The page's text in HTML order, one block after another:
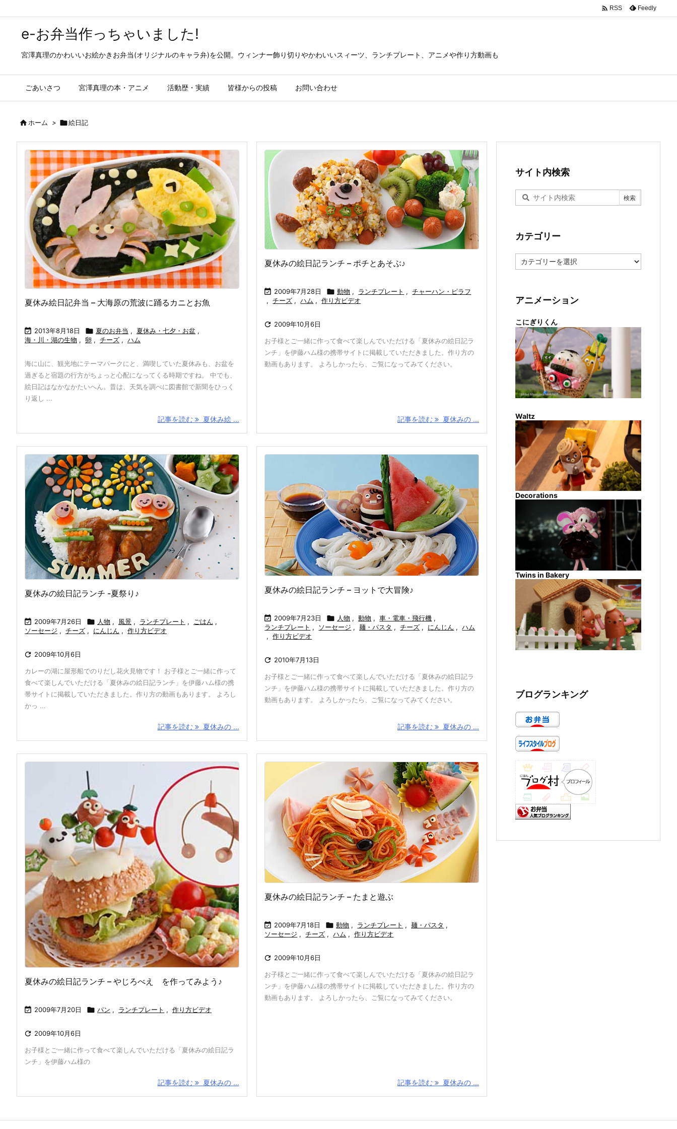
e-お弁当作っちゃいました!
宮澤真理のかわいいお絵かきお弁当(オリジナルのキャラ弁)を公開。ウィンナー飾り切りやかわいいスィーツ、ランチプレート、アニメや作り方動画も
ごあいさつ 宮澤真理の本・アニメ 活動歴・実績 皆様からの投稿 お問い合わせ
 RSS Feedly
ホーム > 絵日記
夏休み絵日記弁当 – 大海原の荒波に踊るカニとお魚
 2013年8月18日  夏のお弁当 , 夏休み・七夕・お盆 ,
海・川・湖の生物 , 卵 , チーズ , ハム
海に山に、観光地にテーマパークにと、満喫していた夏休みも、お盆を
過ぎると宿題の行方がちょっと心配になってくる時期ですね。 中でも、
絵日記はなかなかたいへん。昔は、天気を調べに図書館で新聞をひっく
り返し ...
記事を読む 夏休み絵 ...
夏休みの絵日記ランチ – ポチとあそぶ♪
 2009年7月28日  動物 , ランチプレート , チャーハン・ピラフ
, チーズ , ハム , 作り方ビデオ
 2009年10月6日
お子様とご一緒に作って食べて楽しんでいただける「夏休みの絵日記ラ
ンチ」を伊藤ハム様の携帯サイトに掲載していただきました。作り方の
動画もあります。 よろしかったら、ご覧になってみてください。
記事を読む 夏休みの ...
夏休みの絵日記ランチ -夏祭り♪
 2009年7月26日  人物 , 風景 , ランチプレート , ごはん ,
ソーセージ , チーズ , にんじん , 作り方ビデオ
 2009年10月6日
カレーの湖に屋形船でのりだし花火見物です！ お子様とご一緒に作って
食べて楽しんでいただける「夏休みの絵日記ランチ」を伊藤ハム様の携
帯サイトに掲載していただきました。作り方の動画もあります。 よろし
かっ ...
記事を読む 夏休みの ...
夏休みの絵日記ランチ – ヨットで大冒険♪
 2009年7月23日  人物 , 動物 , 車・電車・飛行機 ,
ランチプレート , ソーセージ , 麺・パスタ , チーズ , にんじん , ハム
, 作り方ビデオ
 2010年7月13日
お子様とご一緒に作って食べて楽しんでいただける「夏休みの絵日記ラ
ンチ」を伊藤ハム様の携帯サイトに掲載していただきました。作り方の
動画もあります。 よろしかったら、ご覧になってみてください。
記事を読む 夏休みの ...
夏休みの絵日記ランチ – やじろべえ を作ってみよう♪
 2009年7月20日  パン , ランチプレート , 作り方ビデオ
 2009年10月6日
お子様とご一緒に作って食べて楽しんでいただける「夏休みの絵日記ラ
ンチ」を伊藤ハム様の
記事を読む 夏休みの ...
夏休みの絵日記ランチ – たまと遊ぶ
 2009年7月18日  動物 , ランチプレート , 麺・パスタ ,
ソーセージ , チーズ , ハム , 作り方ビデオ
 2009年10月6日
お子様とご一緒に作って食べて楽しんでいただける「夏休みの絵日記ラ
ンチ」を伊藤ハム様の携帯サイトに掲載していただきました。作り方の
動画もあります。 よろしかったら、ご覧になってみてください。
記事を読む 夏休みの ...
サイト内検索
カテゴリー
テ
ー
アニメーション
こにぎりくん
Waltz
Decorations
Twins in Bakery
ブログランキング